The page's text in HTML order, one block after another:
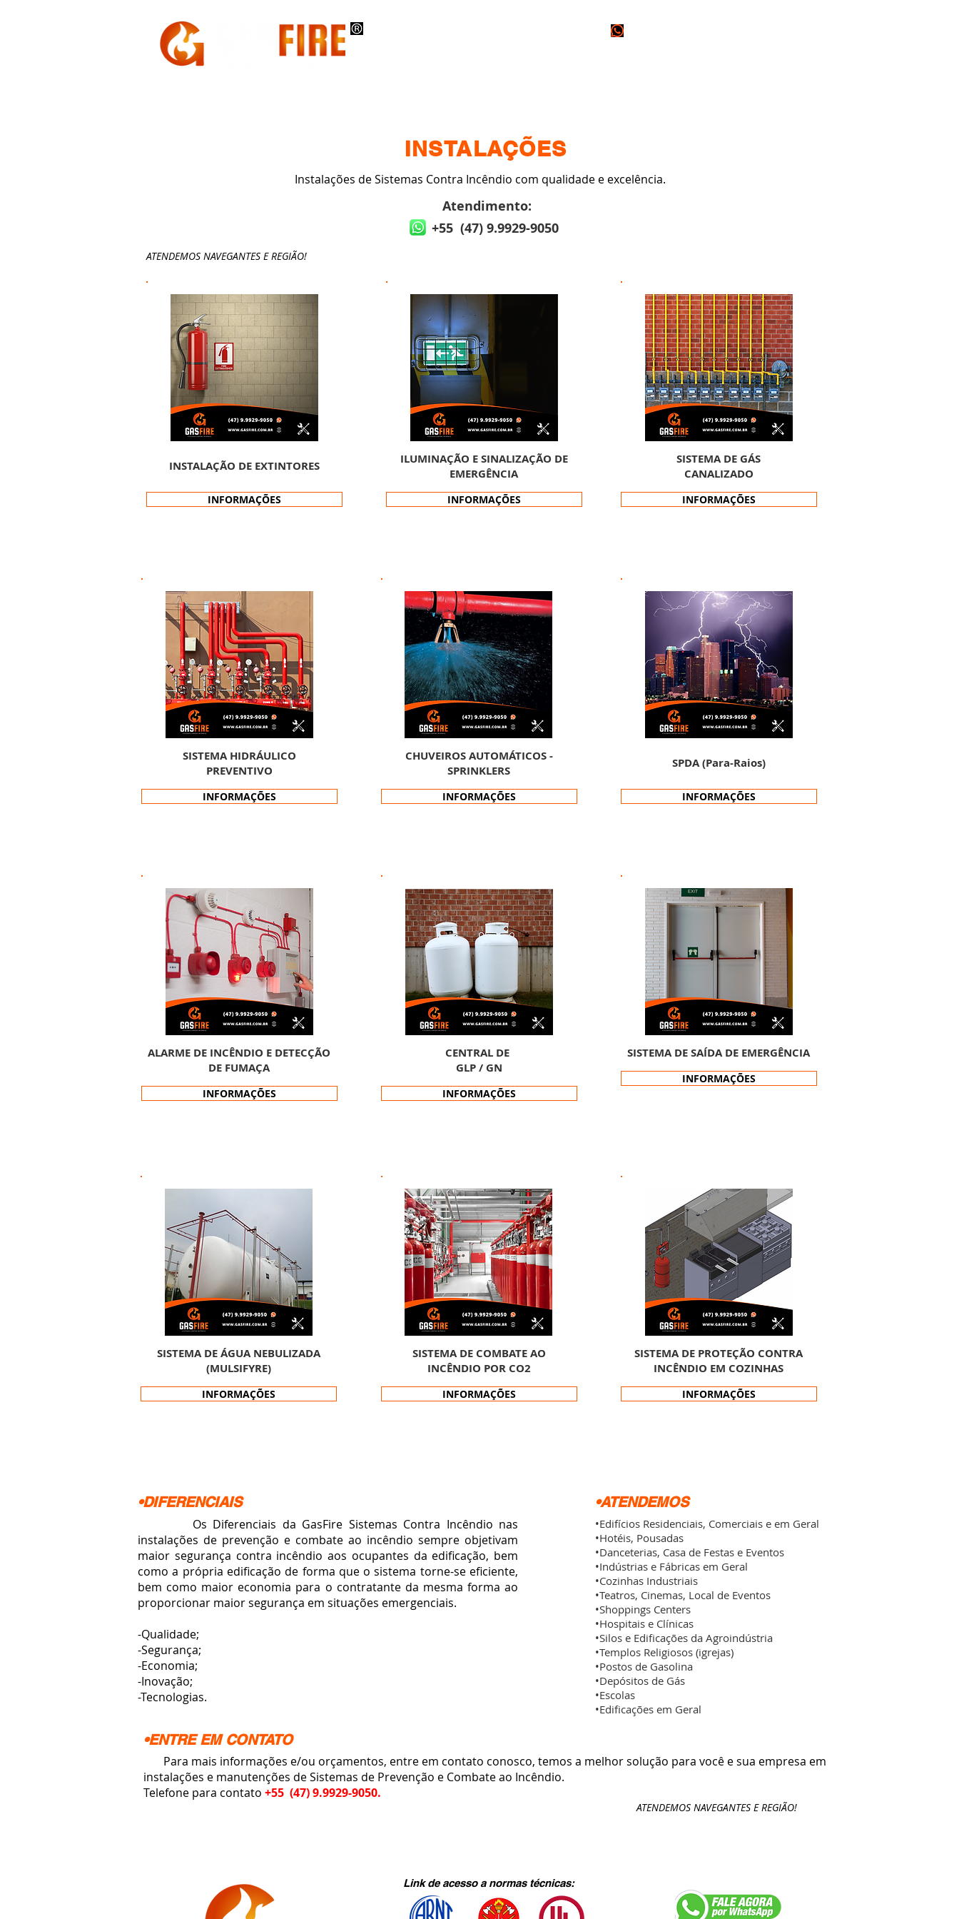
INSTALAÇÕES
Instalações de Sistemas Contra Incêndio com qualidade e excelência.
Atendimento:
+55 (47) 9.9929-9050
INSTALAÇÃO DE EXTINTORES
INFORMAÇÕES
ILUMINAÇÃO E SINALIZAÇÃO DE
EMERGÊNCIA
INFORMAÇÕES
ATENDEMOS NAVEGANTES E REGIÃO!
SISTEMA DE GÁS
CANALIZADO
INFORMAÇÕES
SISTEMA HIDRÁULICO
PREVENTIVO
INFORMAÇÕES
CHUVEIROS AUTOMÁTICOS -
SPRINKLERS
INFORMAÇÕES
SPDA (Para-Raios)
INFORMAÇÕES
ALARME DE INCÊNDIO E DETECÇÃO
DE FUMAÇA
INFORMAÇÕES
CENTRAL DE
GLP / GN
INFORMAÇÕES
SISTEMA DE SAÍDA DE EMERGÊNCIA
INFORMAÇÕES
SISTEMA DE ÁGUA NEBULIZADA
(MULSIFYRE)
INFORMAÇÕES
SISTEMA DE COMBATE AO
INCÊNDIO POR CO2
INFORMAÇÕES
SISTEMA DE PROTEÇÃO CONTRA
INCÊNDIO EM COZINHAS
INFORMAÇÕES
•DIFERENCIAIS •ATENDEMOS
Os Diferenciais da GasFire Sistemas Contra Incêndio nas
instalações de prevenção e combate ao incêndio sempre objetivam
maior segurança contra incêndio aos ocupantes da edificação, bem
como a própria edificação de forma que o sistema torne-se eficiente,
bem como maior economia para o contratante da mesma forma ao
proporcionar maior segurança em situações emergenciais.
-Qualidade;
-Segurança;
-Economia;
-Inovação;
-Tecnologias.
•ENTRE EM CONTATO
•Edifícios Residenciais, Comerciais e em Geral
•Hotéis, Pousadas
•Danceterias, Casa de Festas e Eventos
•Indústrias e Fábricas em Geral
•Cozinhas Industriais
•Teatros, Cinemas, Local de Eventos
•Shoppings Centers
•Hospitais e Clínicas
•Silos e Edificações da Agroindústria
•Templos Religiosos (igrejas)
•Postos de Gasolina
•Depósitos de Gás
•Escolas
•Edificações em Geral
Para mais informações e/ou orçamentos, entre em contato conosco, temos a melhor solução para você e sua empresa em
instalações e manutenções de Sistemas de Prevenção e Combate ao Incêndio.
Telefone para contato +55 (47) 9.9929-9050.
ATENDEMOS NAVEGANTES E REGIÃO!
Link de acesso a normas técnicas: